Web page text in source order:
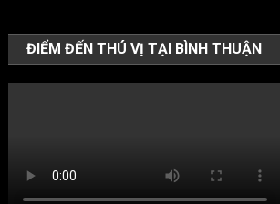
ĐIỂM ĐẾN THÚ VỊ TẠI BÌNH THUẬN